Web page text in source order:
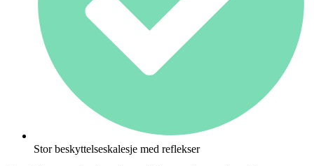
Stor beskyttelseskalesje med reflekser